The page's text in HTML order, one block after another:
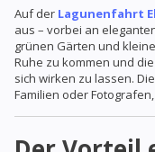
Auf der Lagunenfahrt
aus – vorbei an
grünen Gärten und
Ruhe zu kommen und
sich wirken zu lassen.
Familien oder